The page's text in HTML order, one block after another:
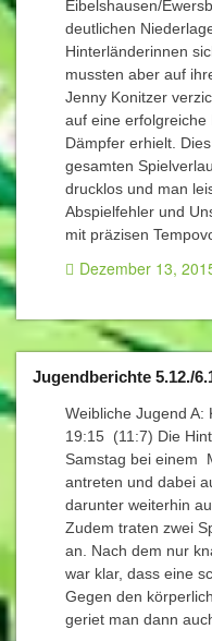
Eibelshausen/
deutlichen
Hinterländerinnen
mussten aber auf
Jenny Konitzer
auf eine erfolgreiche
Dämpfer erhielt.
gesamten
drucklos und man
Abspielfehler und
mit präzisen
Dezember 13,
Jugendberichte 5.12./
Weibliche Jugend A:
19:15 (11:7) Die
Samstag bei einem
antreten und dabei
darunter weiterhin
Zudem traten zwei
an. Nach dem nur
war klar, dass eine
Gegen den
geriet man dann